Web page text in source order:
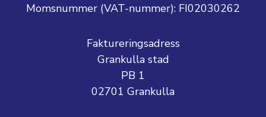
Momsnummer (VAT-nummer): FI02030262
Faktureringsadress
Grankulla stad
PB 1
02701 Grankulla